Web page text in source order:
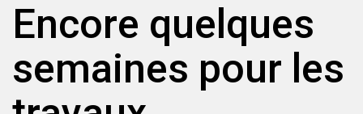
Encore quelques
semaines pour les